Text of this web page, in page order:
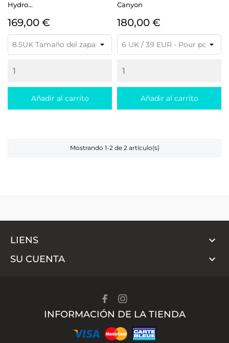
Hydro...
Precio
169,00 €
Añadir al carrito
Canyon
Precio
180,00 €
Añadir al carrito
Mostrando 1-2 de 2 artículo(s)
LIENS 
SU CUENTA 
INFORMACIÓN DE LA TIENDA